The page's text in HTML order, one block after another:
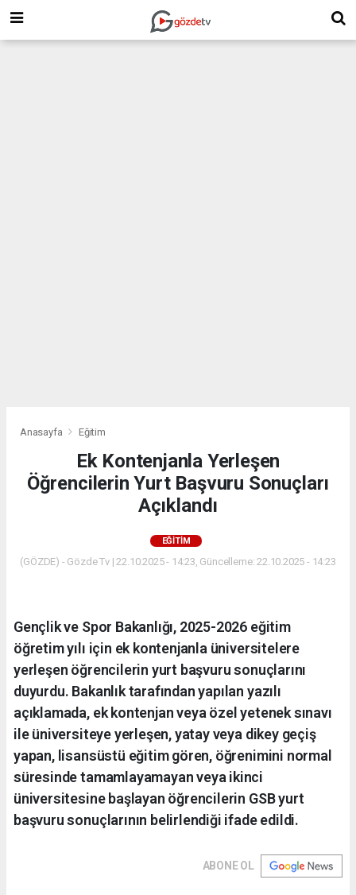
Anasayfa Eğitim
Ek Kontenjanla Yerleşen
Öğrencilerin Yurt Başvuru Sonuçları
Açıklandı
EĞITIM
(GÖZDE) - Gözde Tv | 22.10.2025 - 14:23, Güncelleme: 22.10.2025 - 14:23
Gençlik ve Spor Bakanlığı, 2025-2026 eğitim
öğretim yılı için ek kontenjanla üniversitelere
yerleşen öğrencilerin yurt başvuru sonuçlarını
duyurdu. Bakanlık tarafından yapılan yazılı
açıklamada, ek kontenjan veya özel yetenek sınavı
ile üniversiteye yerleşen, yatay veya dikey geçiş
yapan, lisansüstü eğitim gören, öğrenimini normal
süresinde tamamlayamayan veya ikinci
üniversitesine başlayan öğrencilerin GSB yurt
başvuru sonuçlarının belirlendiği ifade edildi.
ABONE OL